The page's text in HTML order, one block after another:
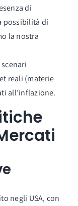
di
possibilità di
la nostra
scenari
reali (materie
all’inflazione.
negli USA, con